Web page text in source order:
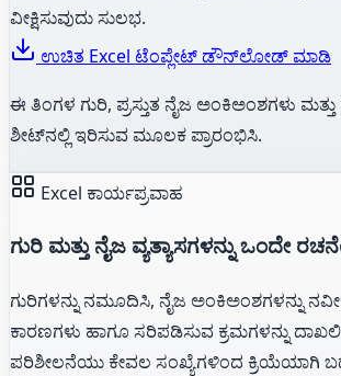
ವೀಕ್ಷಿಸುವುದು ಸುಲಭ.
ಉಚಿತ Excel ಟೆಂಪ್ಲೇಟ್ ಡೌನ್‌ಲೋಡ್ ಮಾಡಿ
ಈ ತಿಂಗಳ ಗುರಿ, ಪ್ರಸ್ತುತ ನೈಜ ಅಂಕಿಅಂಶಗಳು ಮತ್ತು
ಶೀಟ್‌ನಲ್ಲಿ ಇರಿಸುವ ಮೂಲಕ ಪ್ರಾರಂಭಿಸಿ.
Excel ಕಾರ್ಯಪ್ರವಾಹ
ಗುರಿ ಮತ್ತು ನೈಜ ವ್ಯತ್ಯಾಸಗಳನ್ನು ಒಂದೇ
ಗುರಿಗಳನ್ನು ನಮೂದಿಸಿ, ನೈಜ ಅಂಕಿಅಂಶಗಳನ್ನು
ಕಾರಣಗಳು ಹಾಗೂ ಸರಿಪಡಿಸುವ ಕ್ರಮಗಳನ್ನು
ಪರಿಶೀಲನೆಯು ಕೇವಲ ಸಂಖ್ಯೆಗಳಿಂದ ಕ್ರಿಯೆಯಾಗಿ